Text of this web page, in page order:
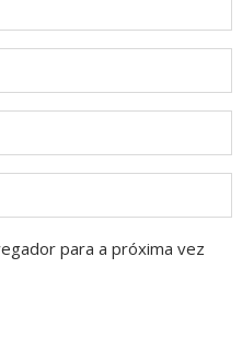
para a próxima vez